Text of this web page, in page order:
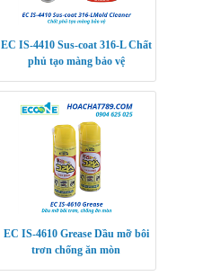
EC IS-4410 Sus-coat 316-L Chất
phủ tạo màng bảo vệ
EC IS-4610 Grease Dầu mỡ bôi
trơn chống ăn mòn